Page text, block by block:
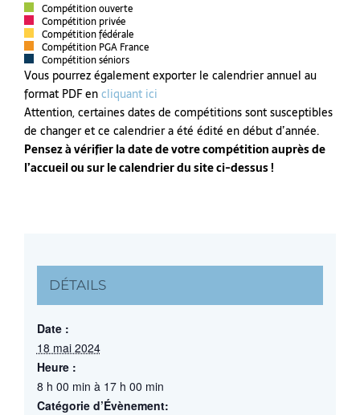
Compétition ouverte
Compétition privée
Compétition fédérale
Compétition PGA France
Compétition séniors
Vous pourrez également exporter le calendrier annuel au
format PDF encliquant ici
Attention, certaines dates de compétitions sont susceptibles
de changer et ce calendrier a été édité en début d’année.
Pensez à vérifier la date de votre compétition auprès de
l’accueil ou sur le calendrier du site ci-dessus !
DÉTAILS
Date :
18 mai 2024
Heure :
8 h 00 min à 17 h 00 min
Catégorie d’Évènement: